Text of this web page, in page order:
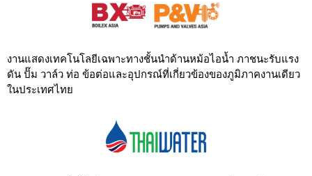
งานแสดงเทคโนโลยีเฉพาะทางชั้นนำด้านหม้อไอน้ำ ภาชนะรับแรง
ดัน ปั๊ม วาล์ว ท่อ ข้อต่อและอุปกรณ์ที่เกี่ยวข้องของภูมิภาคงานเดียว
ในประเทศไทย